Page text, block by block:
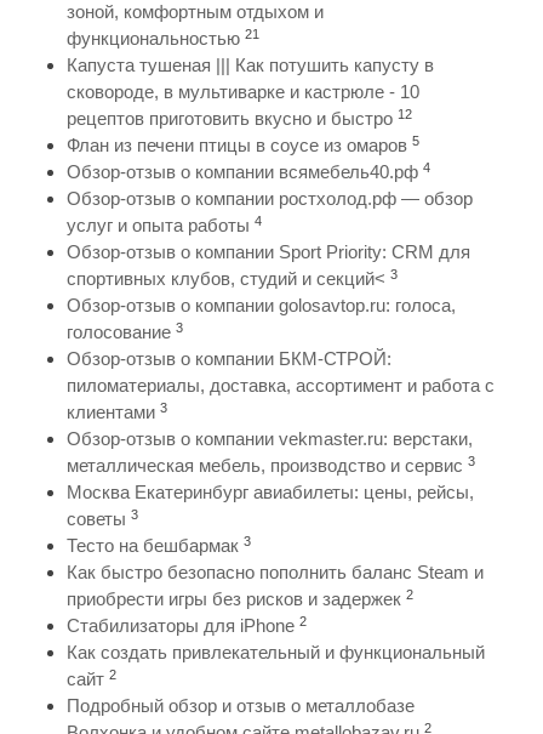
зоной, комфортным отдыхом и
функциональностью 21
Капуста тушеная ||| Как потушить капусту в
сковороде, в мультиварке и кастрюле - 10
рецептов приготовить вкусно и быстро 12
Флан из печени птицы в соусе из омаров 5
Обзор-отзыв о компании всямебель40.рф 4
Обзор-отзыв о компании ростхолод.рф — обзор
услуг и опыта работы 4
Обзор-отзыв о компании Sport Priority: CRM для
спортивных клубов, студий и секций< 3
Обзор-отзыв о компании golosavtop.ru: голоса,
голосование 3
Обзор-отзыв о компании БКМ-СТРОЙ:
пиломатериалы, доставка, ассортимент и работа с
клиентами 3
Обзор-отзыв о компании vekmaster.ru: верстаки,
металлическая мебель, производство и сервис 3
Москва Екатеринбург авиабилеты: цены, рейсы,
советы 3
Тесто на бешбармак 3
Как быстро безопасно пополнить баланс Steam и
приобрести игры без рисков и задержек 2
Стабилизаторы для iPhone 2
Как создать привлекательный и функциональный
сайт 2
Подробный обзор и отзыв о металлобазе
2